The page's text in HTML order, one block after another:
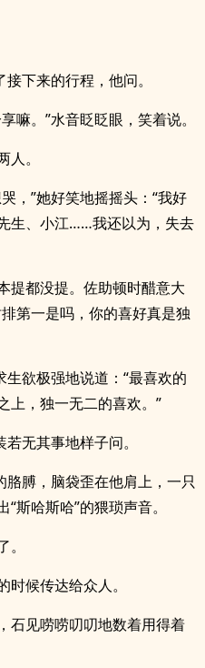
下来的行程，他问。
嘛。”水音眨眨眼，笑着说。
。
，”她好笑地摇摇头：“我好
生、小江……我还以为，失去
提都没提。佐助顿时醋意大
第一是吗，你的喜好真是独
生欲极强地说道：“最喜欢的
上，独一无二的喜欢。”
无其事地样子问。
胳膊，脑袋歪在他肩上，一只
斯哈斯哈”的猥琐声音。
候传达给众人。
石见唠唠叨叨地数着用得着